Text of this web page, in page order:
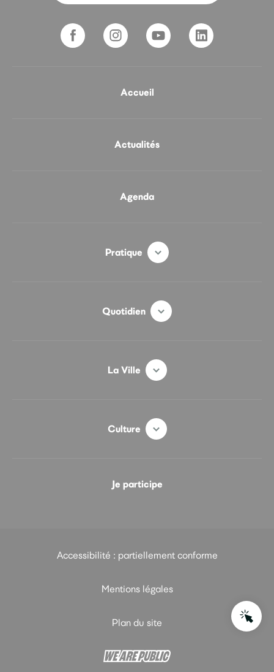
Accueil
Actualités
Agenda
Pratique
Quotidien
La Ville
Culture
Je participe
Accessibilité : partiellement conforme
Mentions légales
Plan du site